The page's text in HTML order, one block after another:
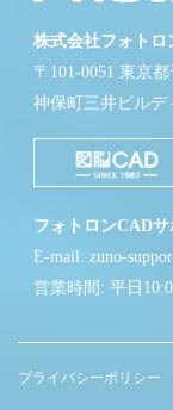
株式会社フォト
〒101-0051 東京
神保町三井ビルデ
フォトロンCAD
E-mail: zuno-
営業時間: 平日
プライバシーポリシ